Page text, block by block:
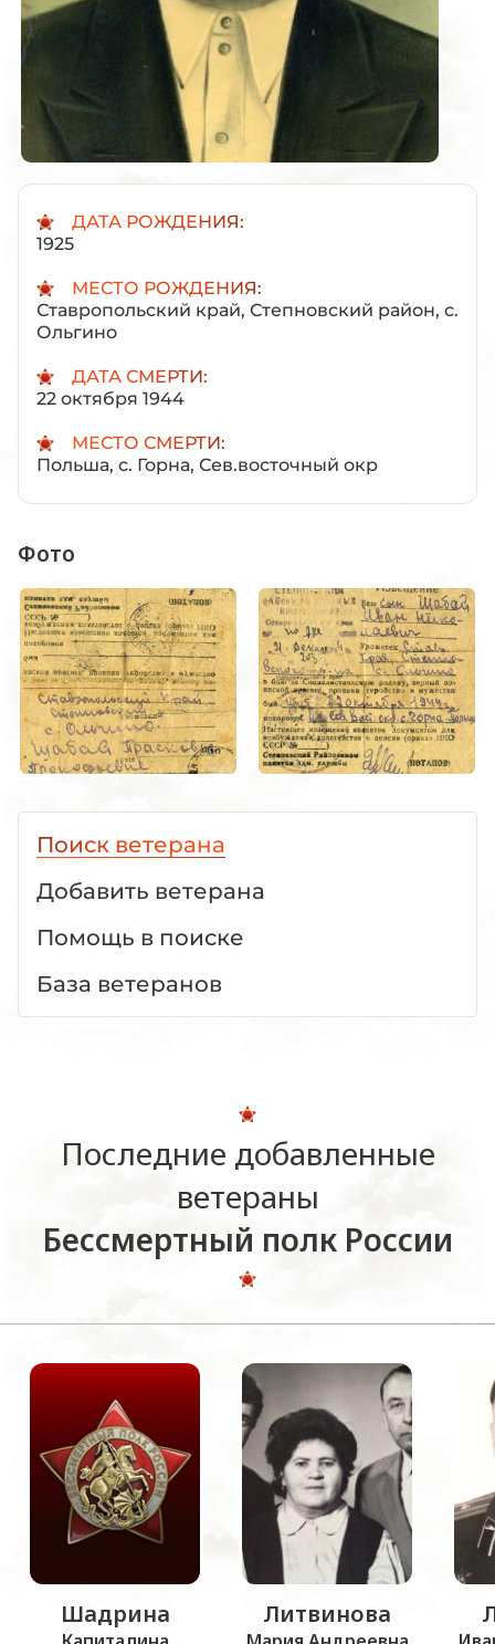
ДАТА РОЖДЕНИЯ:
1925
МЕСТО РОЖДЕНИЯ:
Ставропольский край, Степновский район, с.
Ольгино
ДАТА СМЕРТИ:
22 октября 1944
МЕСТО СМЕРТИ:
Польша, с. Горна, Сев.восточный окр
Фото
Поиск ветерана
Добавить ветерана
Помощь в поиске
База ветеранов
Последние добавленные
ветераны
Бессмертный полк России
Шадрина Литвинова